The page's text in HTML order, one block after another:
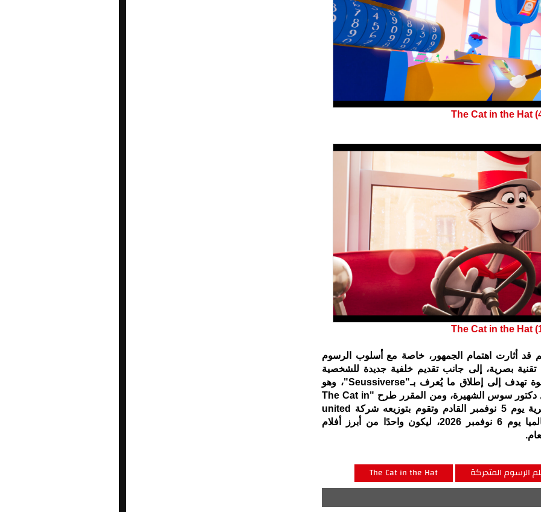
The Cat in the Hat
The Cat in the Hat
قد أثارت اهتمام الجمهور، خاصة مع أسلوب الرسوم
بصرية، إلى جانب تقديم خلفية جديدة للشخصية
الشهيرة وعالمها الخيالي، في خطوة تهدف إلى إطلاق ما يُعرف بـ"Seussiverse"، وهو
عالم سينمائي مستوحى من أعمال دكتور سوس الشهيرة، ومن المقرر طرح "The Cat in
the Hat" في دور العرض المصرية يوم 5 نوفمبر القادم وتقوم بتوزيعه شركة united
Motion Picture، بينما يعرض عالميا يوم 6 نوفمبر 2026، ليكون واحدًا من أبرز أفلام
The Cat in the Hat الرسوم المتحركة